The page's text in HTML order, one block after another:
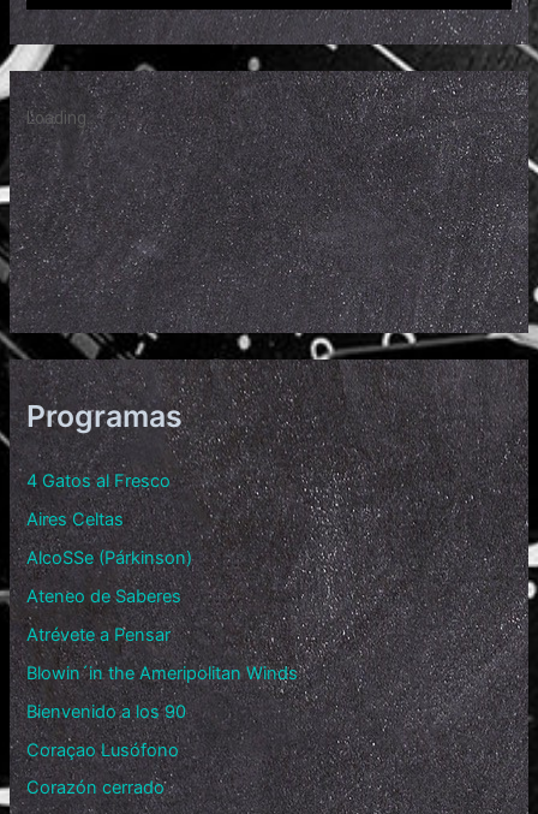
Programas
4 Gatos al Fresco
Aires Celtas
AlcoSSe (Párkinson)
Ateneo de Saberes
Atrévete a Pensar
Blowin´in the Ameripolitan Winds
Bienvenido a los 90
Coraçao Lusófono
Corazón cerrado